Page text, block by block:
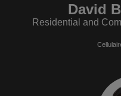
David
Residential and